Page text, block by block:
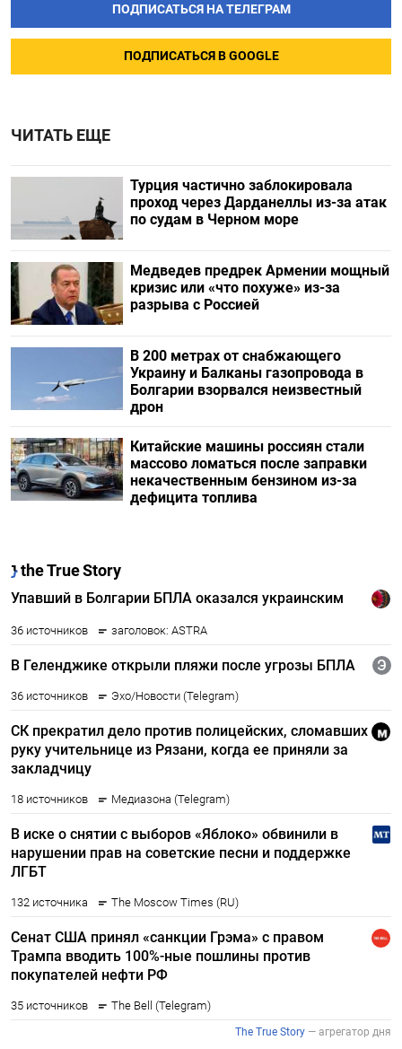
ПОДПИСАТЬСЯ НА ТЕЛЕГРАМ
ПОДПИСАТЬСЯ В GOOGLE
ЧИТАТЬ ЕЩЕ
Турция частично заблокировала
проход через Дарданеллы из-за атак
по судам в Черном море
Медведев предрек Армении мощный
кризис или «что похуже» из-за
разрыва с Россией
В 200 метрах от снабжающего
Украину и Балканы газопровода в
Болгарии взорвался неизвестный
дрон
Китайские машины россиян стали
массово ломаться после заправки
некачественным бензином из-за
дефицита топлива